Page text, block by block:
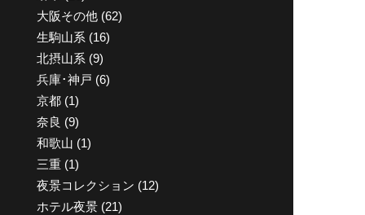
大阪その他 (62)
生駒山系 (16)
北摂山系 (9)
兵庫･神戸 (6)
京都 (1)
奈良 (9)
和歌山 (1)
三重 (1)
夜景コレクション (12)
ホテル夜景 (21)